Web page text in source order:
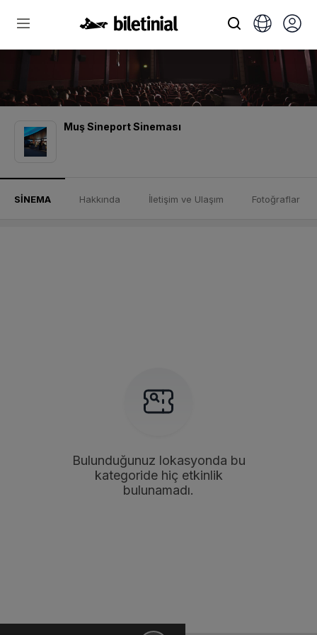
Muş Sineport Sineması
SİNEMA Hakkında İletişim ve Ulaşım Fotoğraflar
Bulunduğunuz lokasyonda bu
kategoride hiç etkinlik
bulunamadı.